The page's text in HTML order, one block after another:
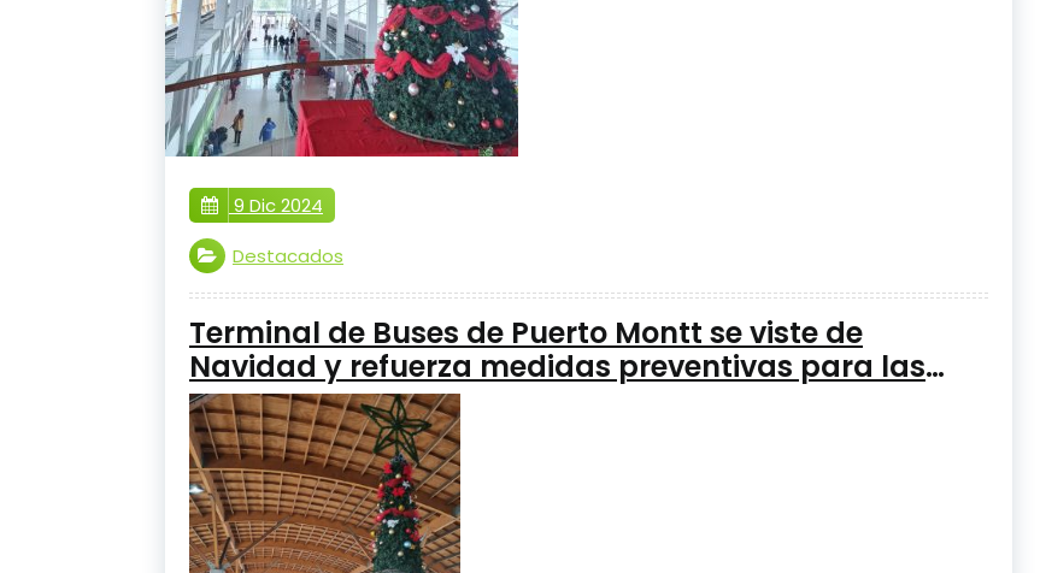
9 Dic 2024
Destacados
Terminal de Buses de Puerto Montt se viste de
Navidad y refuerza medidas preventivas para las
festividades